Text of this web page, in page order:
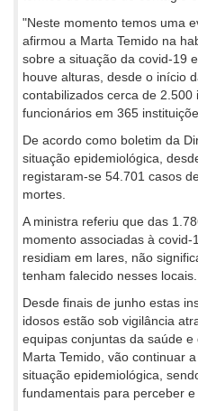
"Neste momento temos uma
afirmou a Marta Temido na
sobre a situação da covid-19
houve alturas, desde o início
contabilizados cerca de
funcionários em 365
De acordo como boletim da
situação epidemiológica,
registaram-se 54.701 casos
mortes.
A ministra referiu que das
momento associadas à
residiam em lares, não
tenham falecido nesses locais.
Desde finais de junho estas
idosos estão sob vigilância
equipas conjuntas da saúde
Marta Temido, vão continuar
situação epidemiológica,
fundamentais para perceber